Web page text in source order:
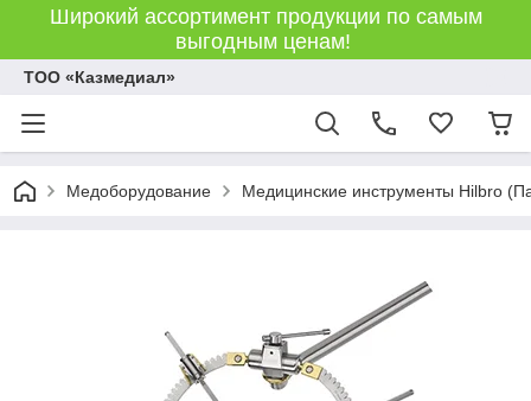
Широкий ассортимент продукции по самым
выгодным ценам!
ТОО «Казмедиал»
Медоборудование Медицинские инструменты Hilbro